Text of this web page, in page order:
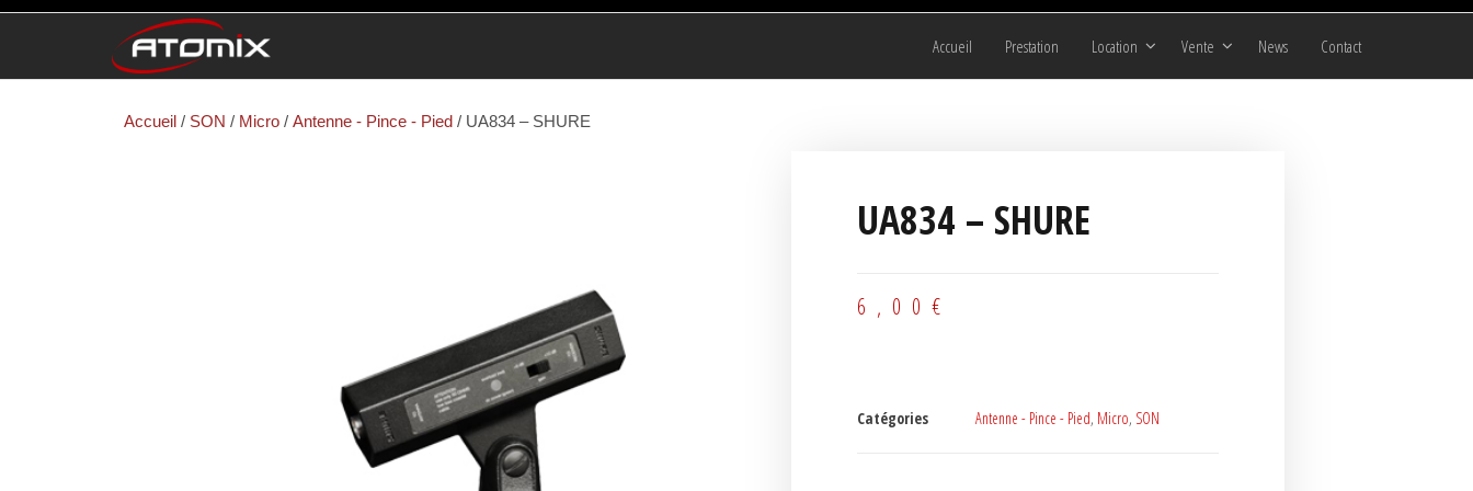
Accueil Prestation Location Vente News Contact
Accueil / SON / Micro / Antenne - Pince - Pied / UA834 – SHURE
UA834 – SHURE
6,00 €
Catégories Antenne - Pince - Pied, Micro, SON